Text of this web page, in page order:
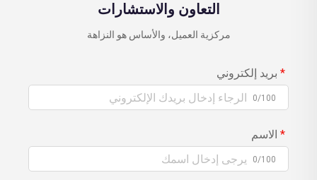
التعاون والاستشارات
مركزية العميل، والأساس هو النزاهة
بريد إلكتروني
0/100
الاسم
0/100